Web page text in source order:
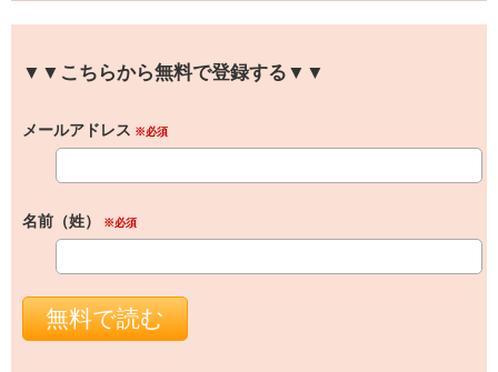
▼▼こちらから無料で登録する▼▼
メールアドレス ※必須
名前（姓） ※必須